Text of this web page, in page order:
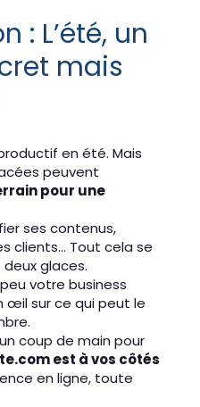
: L’été, un
mais
en été. Mais
peuvent
pour une
ses contenus,
clients… Tout cela se
glaces.
votre business
œil sur ce qui peut le
coup de main pour
est à vos côtés
en ligne, toute